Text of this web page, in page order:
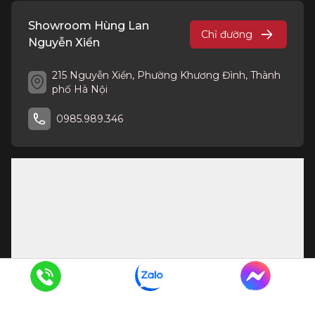
Showroom Hùng Lan
Nguyễn Xiển
Chỉ đường
215 Nguyễn Xiển, Phường Khương Đình, Thành
phố Hà Nội
0985.989.346